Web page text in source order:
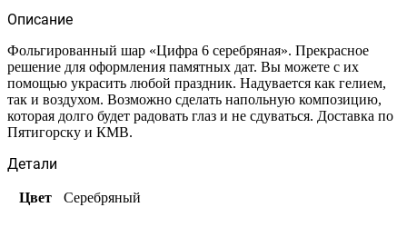
Описание
Фольгированный шар «Цифра 6 серебряная». Прекрасное
решение для оформления памятных дат. Вы можете с их
помощью украсить любой праздник. Надувается как гелием,
так и воздухом. Возможно сделать напольную композицию,
которая долго будет радовать глаз и не сдуваться. Доставка по
Пятигорску и КМВ.
Детали
Цвет Серебряный